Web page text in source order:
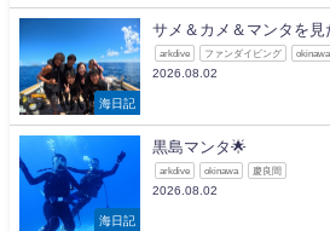
海日記
サメ＆カメ＆マンタを見
arkdive ファンダイビング okinawa
2026.08.02
海日記
黒島マンタ🌟
arkdive okinawa 慶良間
2026.08.02